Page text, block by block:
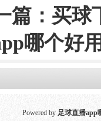
篇： 买球
哪个好
Powered by 足球直播app